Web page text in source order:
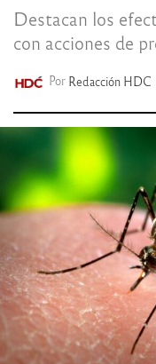
Destacan los
con acciones de
Por Redacción HDC